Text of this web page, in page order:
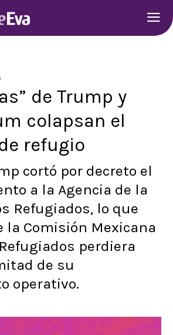
de Trump y
colapsan el
refugio
cortó por decreto el
a la Agencia de la
Refugiados, lo que
la Comisión Mexicana
perdiera
de su
operativo.